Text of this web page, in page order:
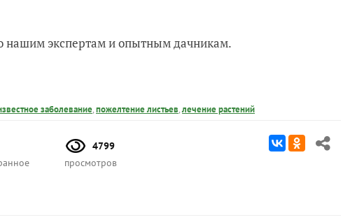
нашим экспертам и опытным дачникам.
заболевание,пожелтение листьев,лечение растений
4799
просмотров